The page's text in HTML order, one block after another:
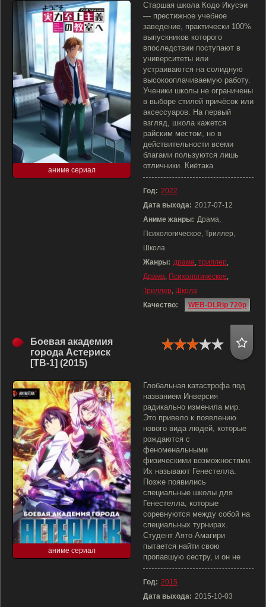
аниме сериал
Старшая школа Кодо Икусэи
— престижное учебное
заведение, практически 100%
выпускников которого
впоследствии поступают в
университеты или
устраиваются на солидную
высокооплачиваемую работу.
Ученики школы не ограничены
в выборе стилей причёсок или
аксессуаров. На первый
взгляд, школа кажется
райским местом, но в
действительности всеми
благами пользуются лишь
отличники. Киётака
Год: 2022
Дата выхода: 2017-07-12
Аниме жанры: Драма,
Психологическое, Триллер,
Школа
Жанры: драма, триллер,
Драма, Психологическое,
Триллер, Школа
Качество:
WEB-DLRip 720p
Боевая академия
города Астериск
[ТВ-1] (2015)
аниме сериал
Глобальная катастрофа под
названием Инверсия
радикально изменила мир.
Это привело к появлению
нового вида людей, которые
рождаются с
феноменальными
физическими возможностями.
Их называют Генестелла.
Позже появились
специальные школы для
Генестелла, которые
соревнуются между собой на
специальных турнирах.
Студент Аято Амагири
пытается найти свою
пропавшую сестру, и он не
Год: 2015
Дата выхода: 2015-10-03